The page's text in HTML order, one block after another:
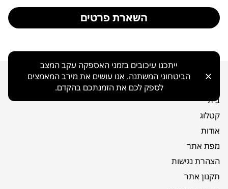
ייתכנו עיכובים בזמני האספקה עקב המצב
הביטחוני המשתנה. אנו עושים את מירב המאמצים
לספק לכם את הזמנתכם בהקדם.
✕
השארת פרטים
ניווט כללי
בית
קטלוג
אודות
מפת אתר
הצהרת נגישות
תקנון אתר